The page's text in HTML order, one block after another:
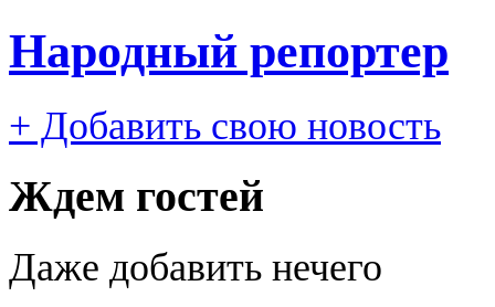
Народный репортер
+ Добавить свою новость
Ждем гостей
Даже добавить нечего